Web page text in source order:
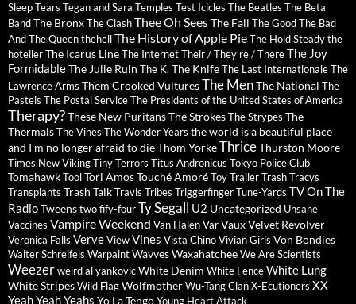
SleepTears Tegan and Sara Temples Test Icicles The Beatles The Beta
BandThe BronxThe ClashThee Oh SeesThe Fall The Good The Bad
And The QueenthehellThe History of Apple PieThe Hold Steadythe
hotelierThe Icarus LineThe InternetTheir / They're / ThereThe Joy
FormidableThe Julie Ruin The K. The KnifeThe Last InternationaleThe
Lawrence Arms Them Crooked VulturesThe MenThe National The
Pastels The Postal ServiceThe Presidents of the United States of America
Therapy?These New PuritansThe StrokesThe Strypes The
ThermalsThe Vines The Wonder Years the world is a beautiful place
and I'm no longer afraid to dieThom YorkeThriceThurston Moore
Times New VikingTiny Terrors Titus Andronicus Tokyo Police Club
TomahawkToolTori AmosTouché AmoréToyTrailer Trash Tracys
Transplants Trash TalkTravis Tribes TriggerfingerTune-Yards TV On The
RadioTweenstwo fify-fourTy Segall U2 Uncategorized Unsane
Vaccines Vampire Weekend Van HalenVarVauxVelvet Revolver
Veronica Falls VerveViewVines Vista ChinoVivian Girls Von Bondies
Walter Schreifels WarpaintWavvesWaxahatcheeWe Are Scientists
Weezerweird al yankovicWhite Denim White FenceWhite Lung
White StripesWild FlagWolfmotherWu-Tang ClanX-Ecutioners XX
Yeah Yeah Yeahs Yo La TengoYoung Heart Attack